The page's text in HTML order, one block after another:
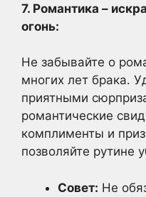
7. Романтика –
огонь:
Не забывайте о
многих лет брака.
приятными
романтические
комплименты и
позволяйте рутине
Совет: Не